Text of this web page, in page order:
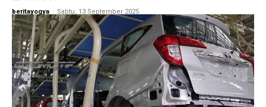
beritayogya - Sabtu, 13 September 2025